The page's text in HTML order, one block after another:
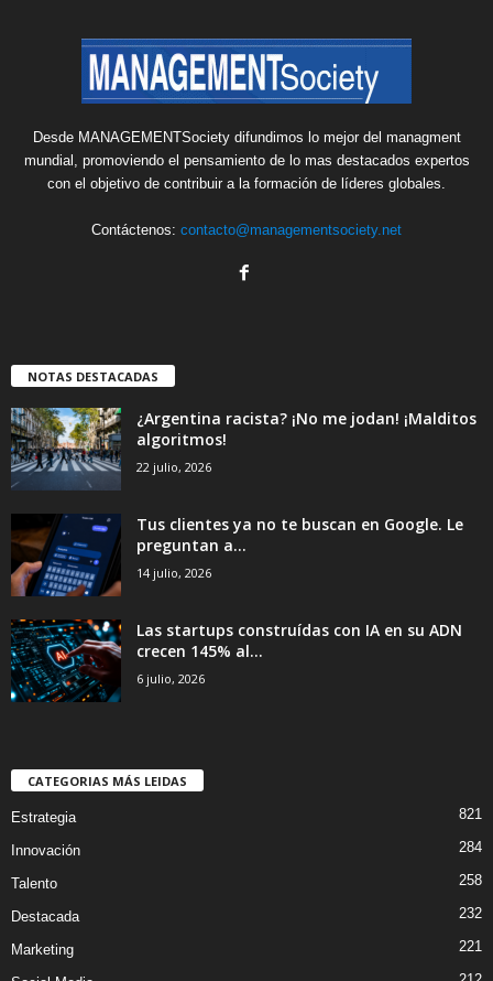
Desde MANAGEMENTSociety difundimos lo mejor del managment
mundial, promoviendo el pensamiento de lo mas destacados expertos
con el objetivo de contribuir a la formación de líderes globales.
Contáctenos: contacto@managementsociety.net
NOTAS DESTACADAS
¿Argentina racista? ¡No me jodan! ¡Malditos
algoritmos!
22 julio, 2026
Tus clientes ya no te buscan en Google. Le
preguntan a...
14 julio, 2026
Las startups construídas con IA en su ADN
crecen 145% al...
6 julio, 2026
CATEGORIAS MÁS LEIDAS
Estrategia 821
Innovación 284
Talento 258
Destacada 232
Marketing 221